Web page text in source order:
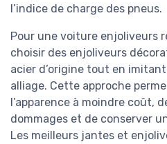
l’indice de charge des pneus.
Pour une voiture enjoliveurs
choisir des enjoliveurs
acier d’origine tout en
alliage. Cette approche
l’apparence à moindre coût,
dommages et de conserver
Les meilleurs jantes et